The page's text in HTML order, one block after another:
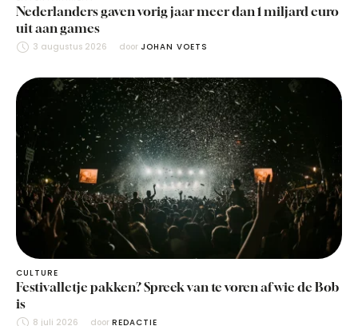
Nederlanders gaven vorig jaar meer dan 1 miljard euro
uit aan games
3 augustus 2026 door JOHAN VOETS
CULTURE
Festivalletje pakken? Spreek van te voren af wie de Bob
is
8 juli 2026 door REDACTIE